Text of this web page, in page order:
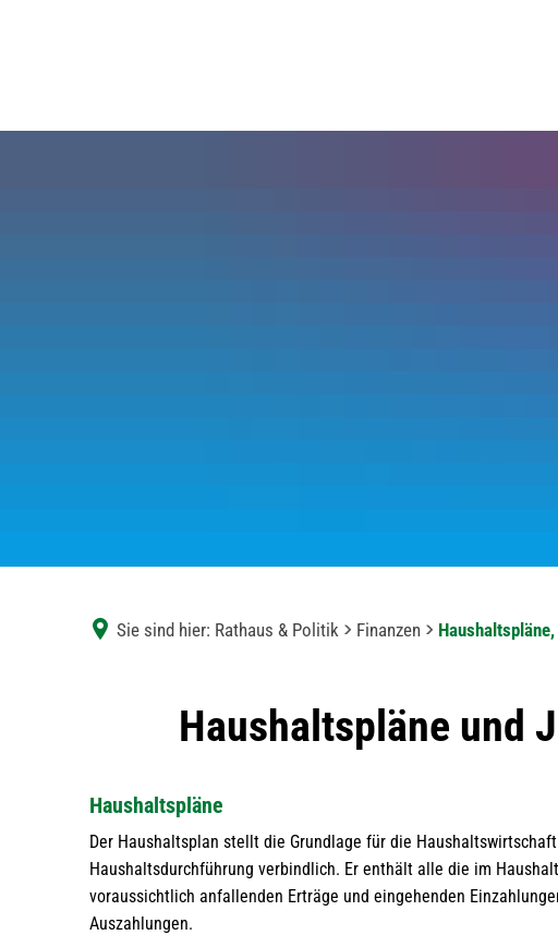
Sie sind hier: Rathaus & Politik Finanzen
Haushaltspläne,
Jahresabschlüsse
Haushaltspläne und
Haushaltspläne
Der Haushaltsplan stellt die Grundlage für die
Haushaltsdurchführung verbindlich. Er enthält alle die im
voraussichtlich anfallenden Erträge und eingehenden
Auszahlungen.